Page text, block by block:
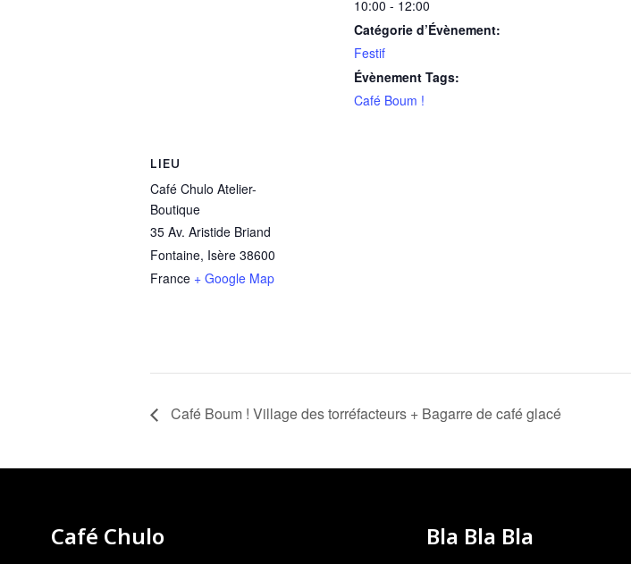
10:00 - 12:00
Catégorie d’Évènement:
Festif
Évènement Tags:
Café Boum !
LIEU
Café Chulo Atelier-
Boutique
35 Av. Aristide Briand
Fontaine, Isère 38600
France + Google Map
Café Boum ! Village des torréfacteurs + Bagarre de café glacé
Café Chulo Bla Bla Bla